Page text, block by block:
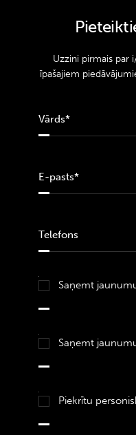
Uzzini pirmais par
īpašajiem
Saņemt
Saņemt
Piekrītu